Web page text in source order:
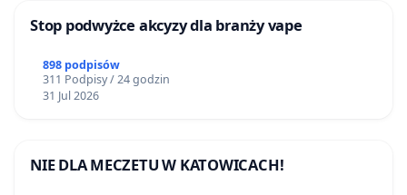
Stop podwyżce akcyzy dla branży vape
898 podpisów
311 Podpisy / 24 godzin
31 Jul 2026
NIE DLA MECZETU W KATOWICACH!